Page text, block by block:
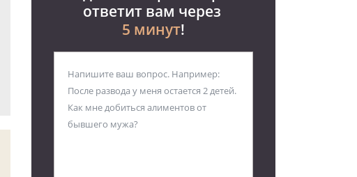
ответит вам через
5 минут!